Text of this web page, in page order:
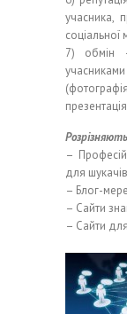
учасника,
соціальної
7) обмін
–
для
– Блог-
– Сайти
– Сайти